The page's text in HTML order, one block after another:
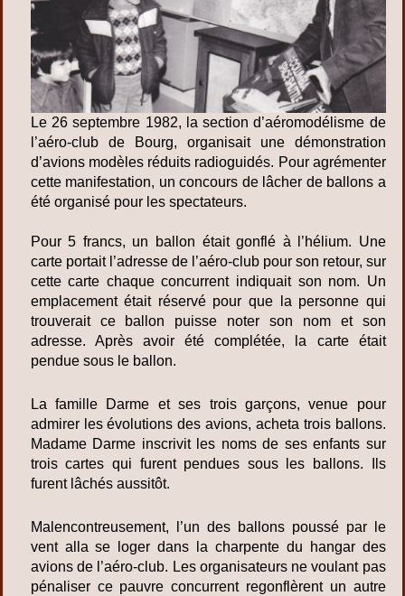
Le 26 septembre 1982, la section d’aéromodélisme de
l’aéro-club de Bourg, organisait une démonstration
d’avions modèles réduits radioguidés. Pour agrémenter
cette manifestation, un concours de lâcher de ballons a
été organisé pour les spectateurs.
Pour 5 francs, un ballon était gonflé à l’hélium. Une
carte portait l’adresse de l’aéro-club pour son retour, sur
cette carte chaque concurrent indiquait son nom. Un
emplacement était réservé pour que la personne qui
trouverait ce ballon puisse noter son nom et son
adresse. Après avoir été complétée, la carte était
pendue sous le ballon.
La famille Darme et ses trois garçons, venue pour
admirer les évolutions des avions, acheta trois ballons.
Madame Darme inscrivit les noms de ses enfants sur
trois cartes qui furent pendues sous les ballons. Ils
furent lâchés aussitôt.
Malencontreusement, l’un des ballons poussé par le
vent alla se loger dans la charpente du hangar des
avions de l’aéro-club. Les organisateurs ne voulant pas
pénaliser ce pauvre concurrent regonflèrent un autre